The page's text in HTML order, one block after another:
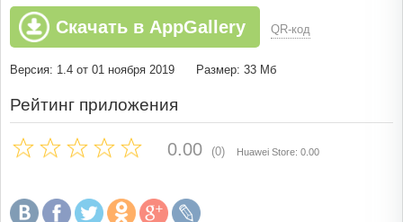
Скачать в AppGallery QR-код
Версия: 1.4 от 01 ноября 2019 Размер: 33 Мб
Рейтинг приложения
0.00 (0) Huawei Store: 0.00